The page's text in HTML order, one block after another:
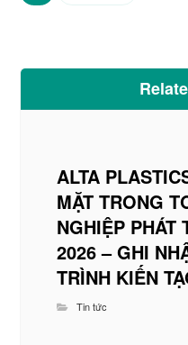
ALTA
MẶT TRONG
NGHIỆP PHÁT
2026 – GHI
TRÌNH KIẾN
Tin tức